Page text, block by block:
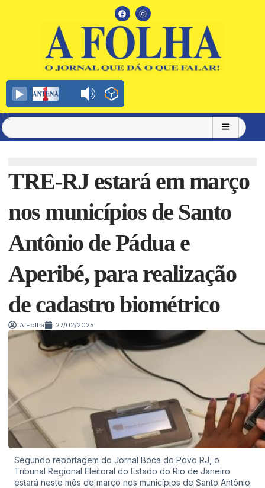
TRE-RJ estará em março
nos municípios de Santo
Antônio de Pádua e
Aperibé, para realização
de cadastro biométrico
A Folha 27/02/2025
Segundo reportagem do Jornal Boca do Povo RJ, o
Tribunal Regional Eleitoral do Estado do Rio de Janeiro
estará neste mês de março nos municípios de Santo Antônio